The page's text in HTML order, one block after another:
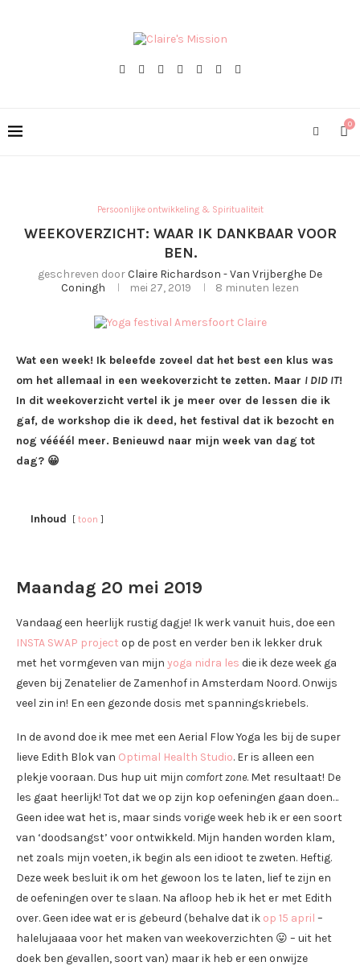
0
Persoonlijke ontwikkeling & Spiritualiteit
WEEKOVERZICHT: WAAR IK DANKBAAR VOOR
BEN.
geschreven doorClaire Richardson - Van Vrijberghe De
Coningh
mei 27, 2019 8 minuten lezen
Wat een week! Ik beleefde zoveel dat het best een klus was
om het allemaal in een weekoverzicht te zetten. Maar I DID IT!
In dit weekoverzicht vertel ik je meer over de lessen die ik
gaf, de workshop die ik deed, het festival dat ik bezocht en
nog véééél meer. Benieuwd naar mijn week van dag tot
dag? 😀
Inhoud toon
Maandag 20 mei 2019
Vandaag een heerlijk rustig dagje! Ik werk vanuit huis, doe een
INSTA SWAP project op de post en verder ben ik lekker druk
met het vormgeven van mijn yoga nidra les die ik deze week ga
geven bij Zenatelier de Zamenhof in Amsterdam Noord. Onwijs
veel zin in! En een gezonde dosis met spanningskriebels.
In de avond doe ik mee met een Aerial Flow Yoga les bij de super
lieve Edith Blok van Optimal Health Studio. Er is alleen een
plekje vooraan. Dus hup uit mijn comfort zone. Met resultaat! De
les gaat heerlijk! Tot dat we op zijn kop oefeningen gaan doen…
Geen idee wat het is, maar sinds vorige week heb ik er een soort
van ‘doodsangst’ voor ontwikkeld. Mijn handen worden klam,
net zoals mijn voeten, ik begin als een idioot te zweten. Heftig.
Deze week besluit ik om het gewoon los te laten, lief te zijn en
de oefeningen over te slaan. Na afloop heb ik het er met Edith
over. Geen idee wat er is gebeurd (behalve dat ik op 15 april –
halelujaaaa voor het maken van weekoverzichten 😛 – uit het
doek ben gevallen, soort van) maar ik heb er een onwijze